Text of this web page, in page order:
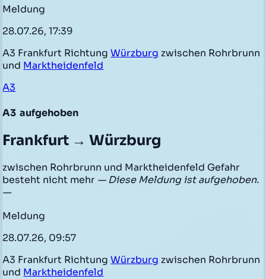
Meldung
28.07.26, 17:39
A3 Frankfurt RichtungWürzburg zwischen Rohrbrunn
und Marktheidenfeld
A3
A3 aufgehoben
Frankfurt → Würzburg
zwischen Rohrbrunn und Marktheidenfeld Gefahr
besteht nicht mehr — Diese Meldung ist aufgehoben.
—
Meldung
28.07.26, 09:57
A3 Frankfurt RichtungWürzburg zwischen Rohrbrunn
und Marktheidenfeld